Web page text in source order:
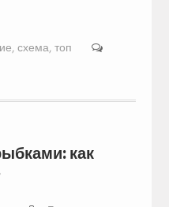
, схема, топ
как